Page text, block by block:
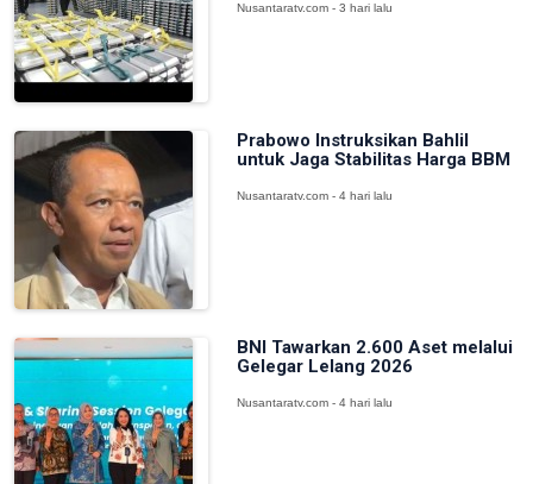
Nusantaratv.com - 3 hari lalu
Prabowo Instruksikan Bahlil
untuk Jaga Stabilitas Harga BBM
Nusantaratv.com - 4 hari lalu
BNI Tawarkan 2.600 Aset melalui
Gelegar Lelang 2026
Nusantaratv.com - 4 hari lalu